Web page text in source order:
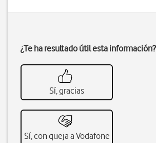
¿Te ha resultado útil esta información?
Sí, gracias
Sí, con queja a Vodafone